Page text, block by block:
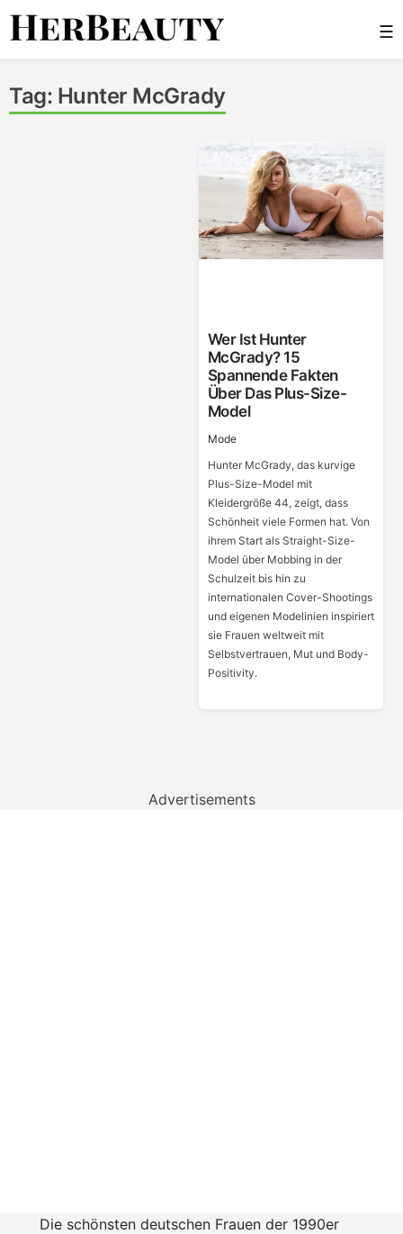
Skip
☰
Tag: Hunter McGrady
Wer Ist Hunter
McGrady? 15
Spannende Fakten
Über Das Plus-Size-
Model
Mode
Hunter McGrady, das kurvige
Plus-Size-Model mit
Kleidergröße 44, zeigt, dass
Schönheit viele Formen hat. Von
ihrem Start als Straight-Size-
Model über Mobbing in der
Schulzeit bis hin zu
internationalen Cover-Shootings
und eigenen Modelinien inspiriert
sie Frauen weltweit mit
Selbstvertrauen, Mut und Body-
Positivity.
Advertisements
Die schönsten deutschen Frauen der 1990er